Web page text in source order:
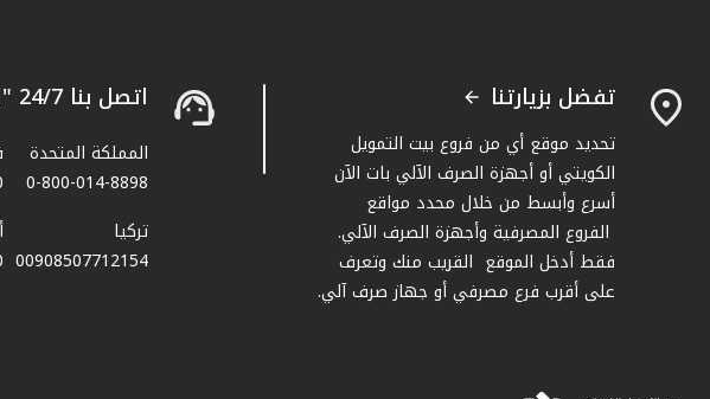
تفضل بزيارتنا
تحديد موقع أي من فروع بيت التمويل
الكويتي أو أجهزة الصرف الآلي بات الآن
أسرع وأبسط من خلال محدد مواقع
الفروع المصرفية وأجهزة الصرف الآلي.
فقط أدخل الموقع القريب منك وتعرف
على أقرب فرع مصرفي أو جهاز صرف آلي.
اتصل بنا 24/7 "الخدمة الهاتفية" 1803333
المملكة المتحدة
0-800-014-8898
تركيا
00908507712154​